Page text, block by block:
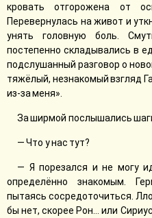
кровать отгорожена от
Перевернулась на живот и
унять головную боль.
постепенно складывались в
подслушанный разговор о
тяжёлый, незнакомый взгляд
из-за меня».
За ширмой послышались
— Что у нас тут?
— Я порезался и не могу
определённо знакомым.
пытаясь сосредоточиться.
бы нет, скорее Рон… или